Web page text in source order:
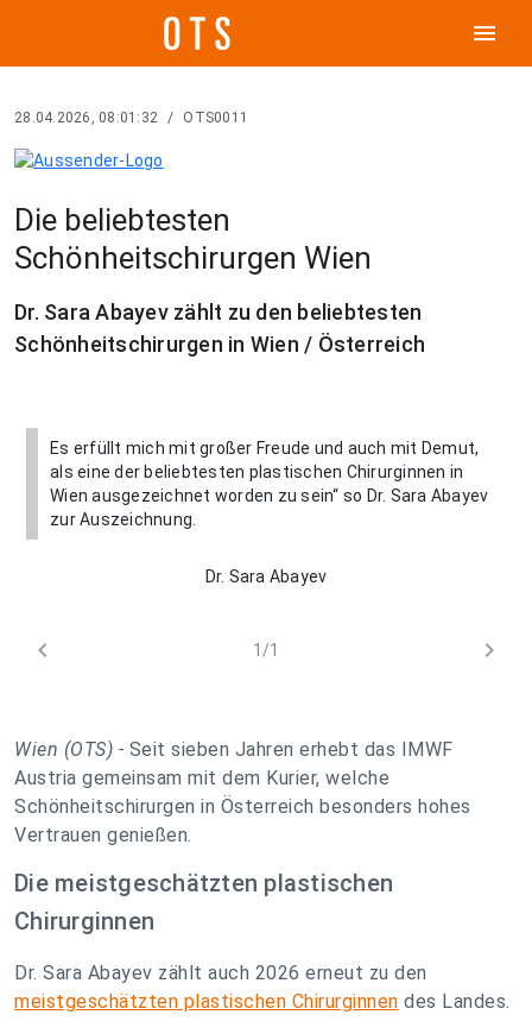
menu
28.04.2026, 08:01:32 / OTS0011
Die beliebtesten
Schönheitschirurgen Wien
Dr. Sara Abayev zählt zu den beliebtesten
Schönheitschirurgen in Wien / Österreich
Es erfüllt mich mit großer Freude und auch mit Demut,
als eine der beliebtesten plastischen Chirurginnen in
Wien ausgezeichnet worden zu sein“ so Dr. Sara Abayev
zur Auszeichnung.
Dr. Sara Abayev
chevron_left 1/1 chevron_right
Wien (OTS) - Seit sieben Jahren erhebt das IMWF
Austria gemeinsam mit dem Kurier, welche
Schönheitschirurgen in Österreich besonders hohes
Vertrauen genießen.
Die meistgeschätzten plastischen
Chirurginnen
Dr. Sara Abayev zählt auch 2026 erneut zu den
meistgeschätzten plastischen Chirurginnen des Landes.